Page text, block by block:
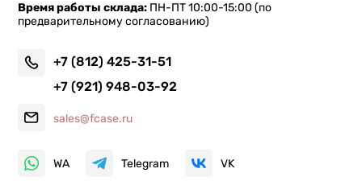
Время работы склада: ПН-ПТ 10:00-15:00 (по
предварительному согласованию)
+7 (812) 425-31-51
+7 (921) 948-03-92
sales@fcase.ru
WA Telegram VK